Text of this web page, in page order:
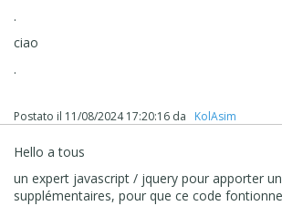
.
ciao
.
Postato il 11/08/2024 17:20:16 da ‪ KolAsim ‪ ‪
Hello a tous
un expert javascript / jquery pour apporter
supplémentaires, pour que ce code fontionne